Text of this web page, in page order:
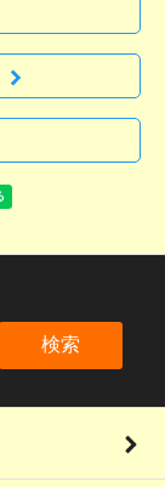
検索